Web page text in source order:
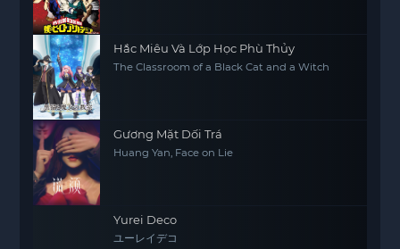
Hắc Miêu Và Lớp Học Phù Thủy
The Classroom of a Black Cat and a Witch
Gương Mặt Dối Trá
Huang Yan, Face on Lie
Yurei Deco
ユーレイデコ